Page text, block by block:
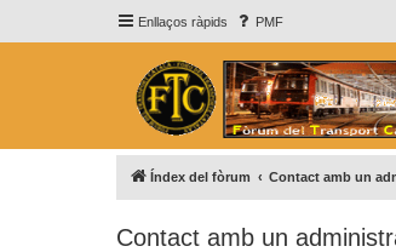
Enllaços ràpids PMF
Índex del fòrum Contact amb un
Contact amb un